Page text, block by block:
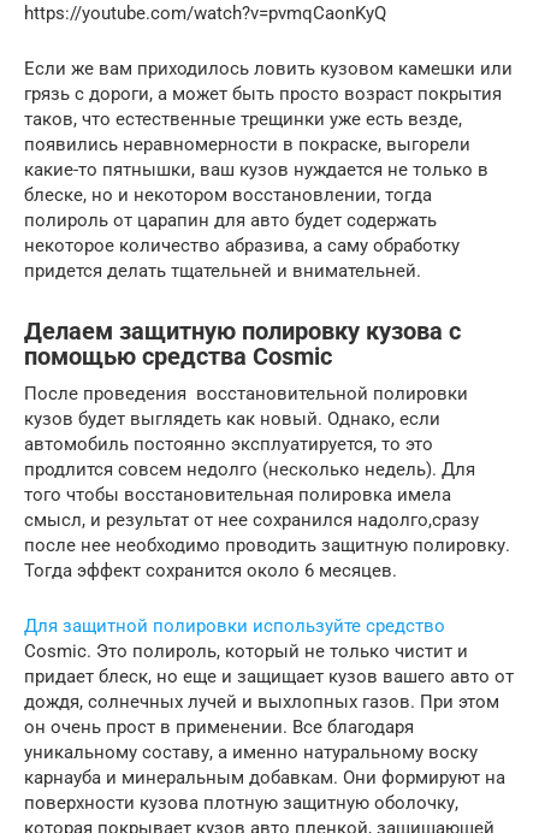
https://youtube.com/watch?v=pvmqCaonKyQ
Если же вам приходилось ловить кузовом камешки или
грязь с дороги, а может быть просто возраст покрытия
таков, что естественные трещинки уже есть везде,
появились неравномерности в покраске, выгорели
какие-то пятнышки, ваш кузов нуждается не только в
блеске, но и некотором восстановлении, тогда
полироль от царапин для авто будет содержать
некоторое количество абразива, а саму обработку
придется делать тщательней и внимательней.
Делаем защитную полировку кузова с
помощью средства Cosmic
После проведения восстановительной полировки
кузов будет выглядеть как новый. Однако, если
автомобиль постоянно эксплуатируется, то это
продлится совсем недолго (несколько недель). Для
того чтобы восстановительная полировка имела
смысл, и результат от нее сохранился надолго,сразу
после нее необходимо проводить защитную полировку.
Тогда эффект сохранится около 6 месяцев.
Для защитной полировки используйте средство
Cosmic. Это полироль, который не только чистит и
придает блеск, но еще и защищает кузов вашего авто от
дождя, солнечных лучей и выхлопных газов. При этом
он очень прост в применении. Все благодаря
уникальному составу, а именно натуральному воску
карнауба и минеральным добавкам. Они формируют на
поверхности кузова плотную защитную оболочку,
которая покрывает кузов авто пленкой, защищающей